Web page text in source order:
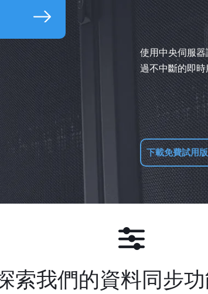
使用中央伺服
過不中斷的即時
下載免費試用版
索我們的資料同步